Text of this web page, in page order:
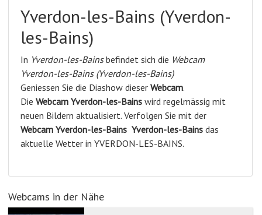
Yverdon-les-Bains (Yverdon-
les-Bains)
In Yverdon-les-Bainsbefindet sich die Webcam
Yverdon-les-Bains (Yverdon-les-Bains)
Geniessen Sie die Diashow dieser Webcam.
Die Webcam Yverdon-les-Bains wird regelmässig mit
neuen Bildern aktualisiert. Verfolgen Sie mit der
Webcam Yverdon-les-Bains Yverdon-les-Bains das
aktuelle Wetter in YVERDON-LES-BAINS.
Webcams in der Nähe